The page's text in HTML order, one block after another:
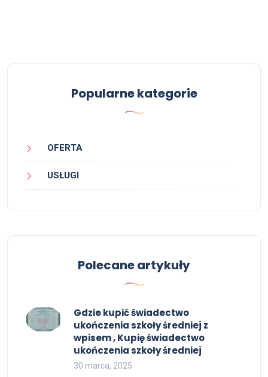
Popularne kategorie
OFERTA
USŁUGI
Polecane artykuły
Gdzie kupić świadectwo
ukończenia szkoły średniej z
wpisem , Kupię świadectwo
ukończenia szkoły średniej
30 marca, 2025